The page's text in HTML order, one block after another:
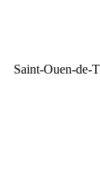
Saint-Ouen-de-